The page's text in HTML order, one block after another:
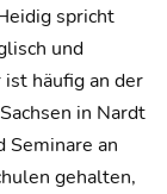
spricht
und
häufig an der
in Nardt
Seminare an
gehalten,